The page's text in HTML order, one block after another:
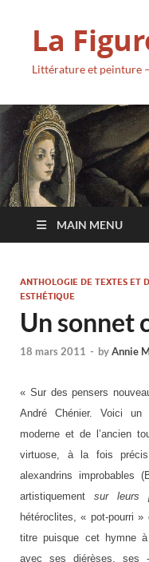
La
Littérature et peinture
MAIN MENU
ANTHOLOGIE DE TEXTES ET
ESTHÉTIQUE
Un sonnet
18 mars 2011 - byAnnie
« Sur des pensers
André Chénier. Voici un
moderne et de l’ancien
virtuose, à la fois
alexandrins improbables
artistiquement sur leurs
hétéroclites, « pot-pourri »
titre puisque cet hymne à
avec ses diérèses, ses